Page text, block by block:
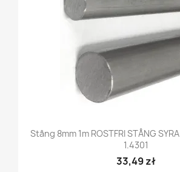
Stång 8mm 1m ROSTFRI STÅNG
1.4301
33,49 zł